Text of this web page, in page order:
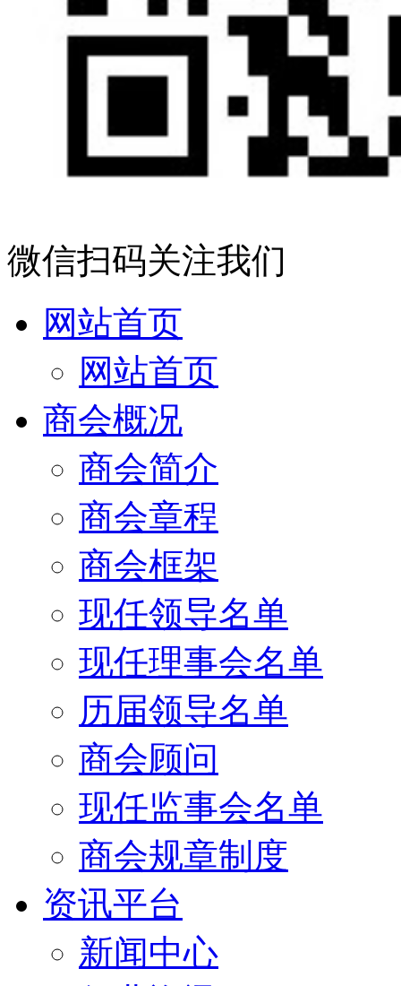
微信扫码关注我们
网站首页
网站首页
商会概况
商会简介
商会章程
商会框架
现任领导名单
现任理事会名单
历届领导名单
商会顾问
现任监事会名单
商会规章制度
资讯平台
新闻中心